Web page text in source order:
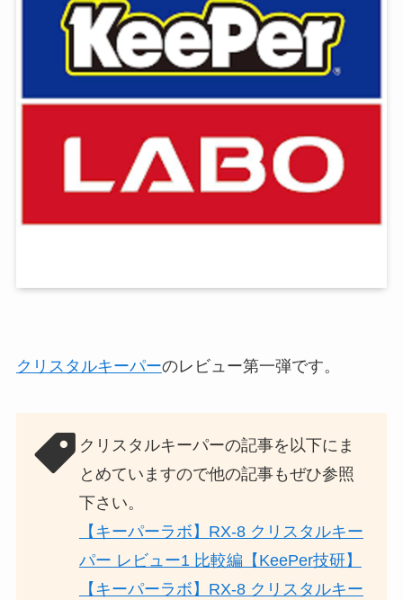
クリスタルキーパーのレビュー第一弾です。
クリスタルキーパーの記事を以下にま
とめていますので他の記事もぜひ参照
下さい。
【キーパーラボ】RX-8 クリスタルキー
パー レビュー1 比較編【KeePer技研】
【キーパーラボ】RX-8 クリスタルキー